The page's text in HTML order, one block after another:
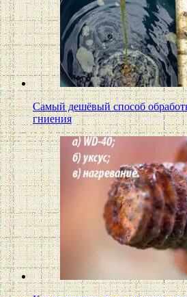
Самый дешёвый способ
гниения